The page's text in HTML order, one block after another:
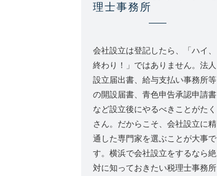
理士事務所
会社設立は登記したら、「ハイ、
終わり！」ではありません。法人
設立届出書、給与支払い事務所等
の開設届書、青色申告承認申請書
など設立後にやるべきことがたく
さん。だからこそ、会社設立に精
通した専門家を選ぶことが大事で
す。横浜で会社設立をするなら絶
対に知っておきたい税理士事務所